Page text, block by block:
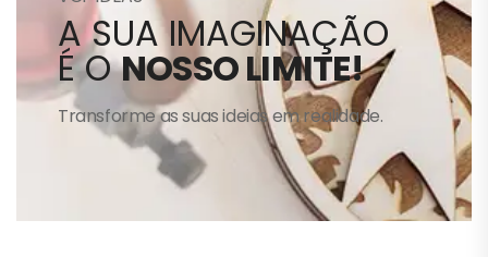
A SUA IMAGINAÇÃO
É ONOSSO LIMITE!
Transforme as suas ideias em realidade.